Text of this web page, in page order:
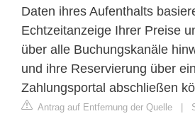
Daten ihres Aufenthalts
Echtzeitanzeige Ihrer Preise
über alle Buchungskanäle
und ihre Reservierung über
Zahlungsportal abschließen
Antrag auf Entfernung der Quelle |